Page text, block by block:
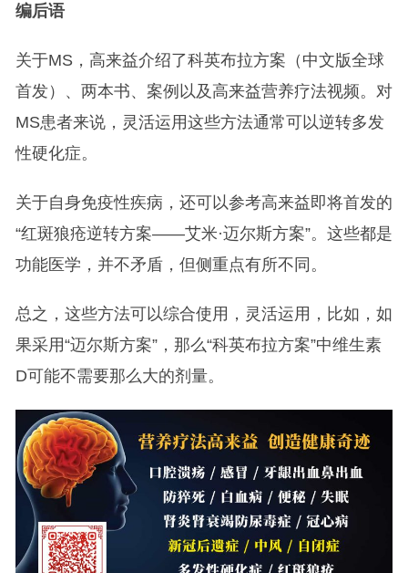
编后语
关于MS，高来益介绍了科英布拉方案（中文版全球
首发）、两本书、案例以及高来益营养疗法视频。对
MS患者来说，灵活运用这些方法通常可以逆转多发
性硬化症。
关于自身免疫性疾病，还可以参考高来益即将首发的
“红斑狼疮逆转方案——艾米·迈尔斯方案”。这些都是
功能医学，并不矛盾，但侧重点有所不同。
总之，这些方法可以综合使用，灵活运用，比如，如
果采用“迈尔斯方案”，那么“科英布拉方案”中维生素
D可能不需要那么大的剂量。